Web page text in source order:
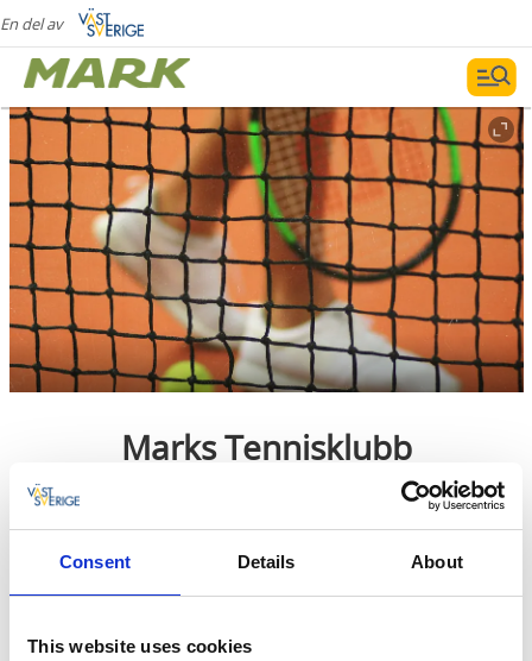
Consent Details About
This website uses cookies
En del av
Marks Tennisklubb
Ett himmelrike för tennisentusiaster
tennisbanor inomhus med plexipave. Utomhus